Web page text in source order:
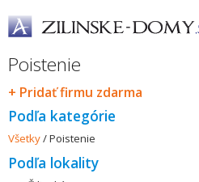
Poistenie
+ Pridať firmu zdarma
Podľa kategórie
Všetky/Poistenie
Podľa lokality